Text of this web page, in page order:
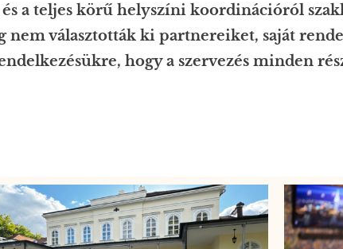
a teljes körű helyszíni koordinációról
választották ki partnereiket, saját
hogy a szervezés minden